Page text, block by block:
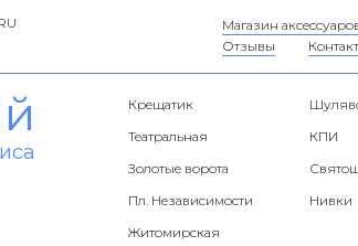
Магазин
Отзывы
Крещатик
Театральная
КПИ
Золотые ворота
Пл. Независимости
Нивки
Житомирская